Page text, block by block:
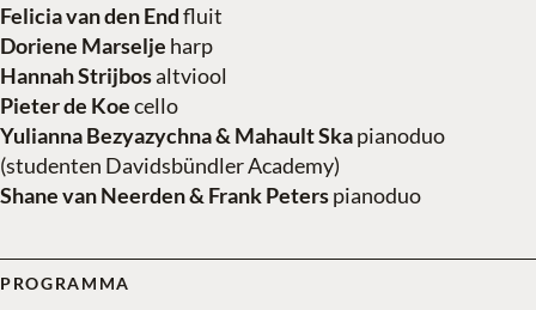
Felicia van den Endfluit
Doriene Marselje harp
Hannah Strijbosaltviool
Pieter de Koecello
Yulianna Bezyazychna & Mahault Skapianoduo
(studenten Davidsbündler Academy)
Shane van Neerden & Frank Peterspianoduo
PROGRAMMA